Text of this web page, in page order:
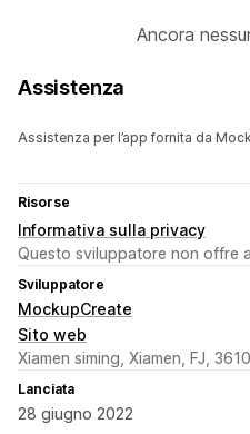
Ancora
Assistenza
Assistenza per l’app fornita da
Risorse
Informativa sulla privacy
Questo sviluppatore non offre
Sviluppatore
MockupCreate
Sito web
Xiamen siming, Xiamen, FJ,
Lanciata
28 giugno 2022